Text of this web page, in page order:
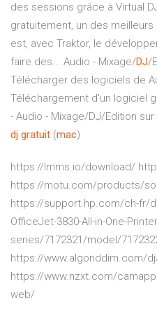
des sessions grâce à Virtual
gratuitement, un des
est, avec Traktor, le
faire des... Audio - Mixage/DJ/
Télécharger des logiciels de
Téléchargement d'un logiciel
- Audio - Mixage/DJ/Edition
dj gratuit (mac)
https://lmms.io/download/
https://motu.com/products/
https://support.hp.com/ch-fr/
OfficeJet-3830-All-in-One-
series/7172321/model/
https://www.algoriddim.com/
https://www.nzxt.com/
web/